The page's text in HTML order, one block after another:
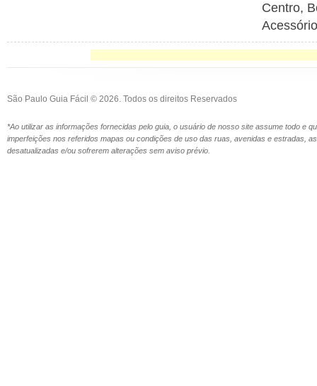
Centro,
São Paulo Guia Fácil © 2026. Todos os direitos Reservados
*Ao utilizar as informações fornecidas pelo guia, o usuário de nosso site assume todo e
imperfeições nos referidos mapas ou condições de uso das ruas, avenidas e estradas,
desatualizadas e/ou sofrerem alterações sem aviso prévio.